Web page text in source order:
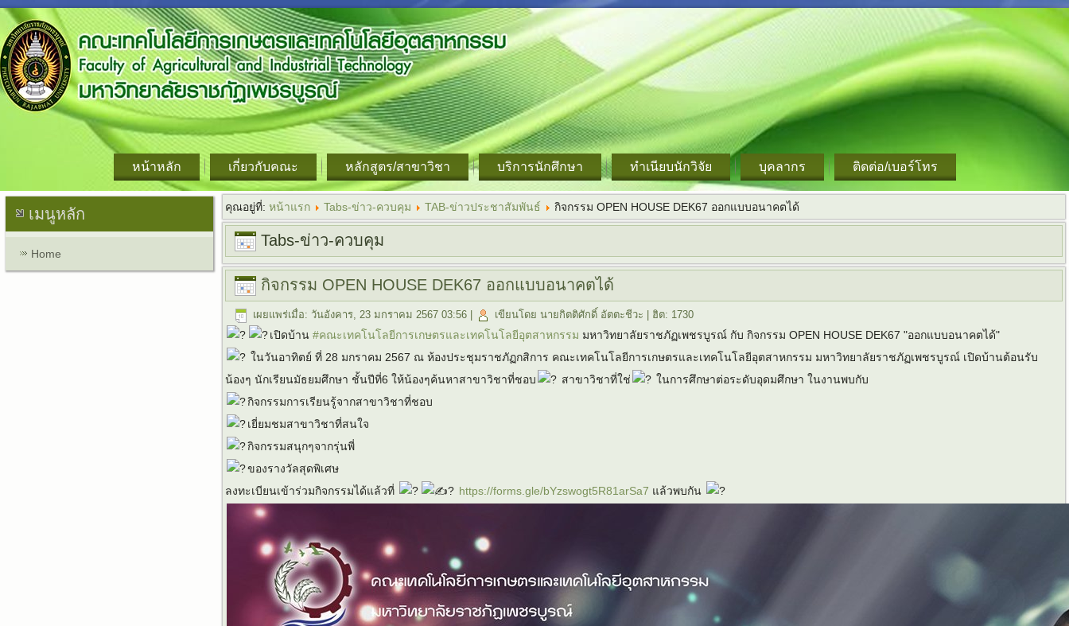
หน้าหลัก เกี่ยวกับคณะ หลักสูตร/สาขาวิชา บริการนักศึกษา ทำเนียบนักวิจัย บุคลากร ติดต่อ/เบอร์โทร
เมนูหลัก
Home
คุณอยู่ที่: หน้าแรก Tabs-ข่าว-ควบคุม TAB-ข่าวประชาสัมพันธ์ กิจกรรม OPEN HOUSE DEK67 ออกแบบอนาคตได้
Tabs-ข่าว-ควบคุม
กิจกรรม OPEN HOUSE DEK67 ออกแบบอนาคตได้
เผยแพร่เมื่อ: วันอังคาร, 23 มกราคม 2567 03:56 เขียนโดย นายกิตติศักดิ์ อัตตะชีวะ | ฮิต: 1730
เปิดบ้าน #คณะเทคโนโลยีการเกษตรและเทคโนโลยีอุตสาหกรรม มหาวิทยาลัยราชภัฏเพชรบูรณ์ กับ กิจกรรม OPEN HOUSE DEK67 "ออกแบบอนาคตได้"
ในวันอาทิตย์ ที่ 28 มกราคม 2567 ณ ห้องประชุมราชภัฏกสิการ คณะเทคโนโลยีการเกษตรและเทคโนโลยีอุตสาหกรรม มหาวิทยาลัยราชภัฏเพชรบูรณ์ เปิดบ้านต้อนรับ
น้องๆ นักเรียนมัธยมศึกษา ชั้นปีที่6 ให้น้องๆค้นหาสาขาวิชาที่ชอบ
สาขาวิชาที่ใช่
ในการศึกษาต่อระดับอุดมศึกษา ในงานพบกับ
กิจกรรมการเรียนรู้จากสาขาวิชาที่ชอบ
เยี่ยมชมสาขาวิชาที่สนใจ
กิจกรรมสนุกๆจากรุ่นพี่
ของรางวัลสุดพิเศษ
ลงทะเบียนเข้าร่วมกิจกรรมได้แล้วที่
https://forms.gle/bYzswogt5R81arSa7 แล้วพบกัน